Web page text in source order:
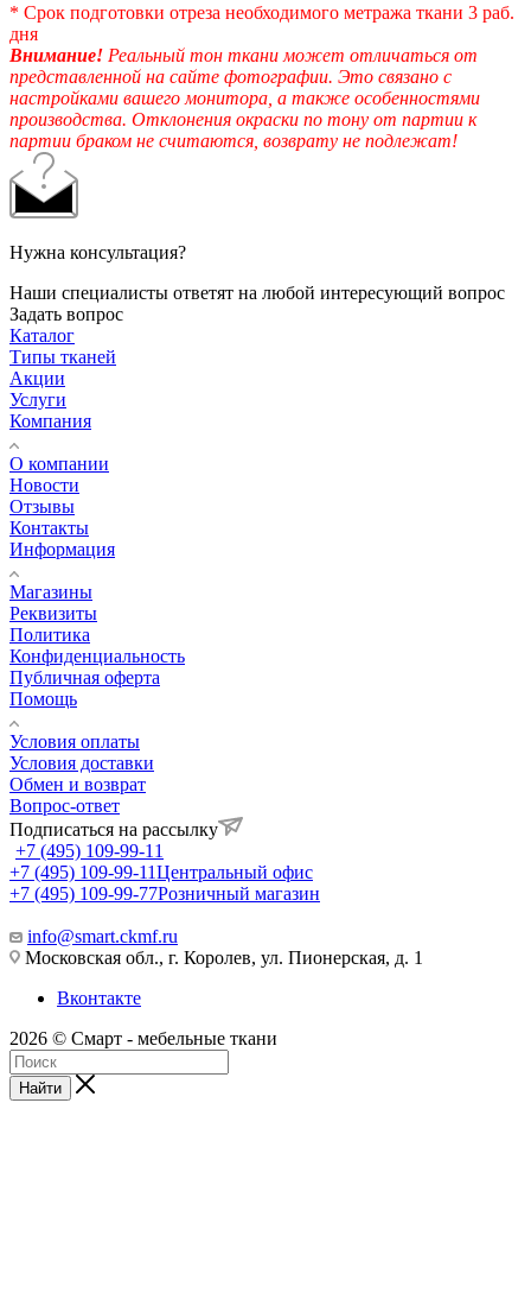
* Срок подготовки отреза необходимого метража ткани 3 раб.
дня
Внимание! Реальный тон ткани может отличаться от
представленной на сайте фотографии. Это связано с
настройками вашего монитора, а также особенностями
производства. Отклонения окраски по тону от партии к
партии браком не считаются, возврату не подлежат!
Нужна консультация?
Наши специалисты ответят на любой интересующий вопрос
Задать вопрос
Каталог
Типы тканей
Акции
Услуги
Компания
О компании
Новости
Отзывы
Контакты
Информация
Магазины
Реквизиты
Политика
Конфиденциальность
Публичная оферта
Помощь
Условия оплаты
Условия доставки
Обмен и возврат
Вопрос-ответ
Подписаться на рассылку
+7 (495) 109-99-11
+7 (495) 109-99-11Центральный офис
+7 (495) 109-99-77Розничный магазин
info@smart.ckmf.ru
Московская обл., г. Королев, ул. Пионерская, д. 1
Вконтакте
2026 © Смарт - мебельные ткани
Найти